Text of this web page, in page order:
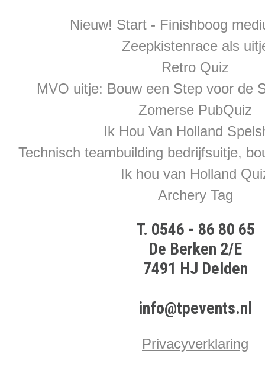
Nieuw! Start - Finishboog
Zeepkistenrace als
Retro Quiz
MVO uitje: Bouw een Step voor de
Zomerse PubQuiz
Ik Hou Van Holland
Technisch teambuilding bedrijfsuitje,
Ik hou van Holland
Archery Tag
T. 0546 - 86 80 65
De Berken 2/E
7491 HJ Delden
info@tpevents.nl
Privacyverklaring